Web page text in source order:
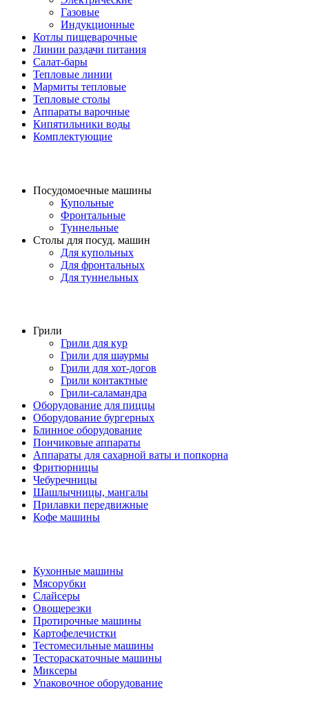
Газовые
Индукционные
Котлы пищеварочные
Линии раздачи питания
Салат-бары
Тепловые линии
Мармиты тепловые
Тепловые столы
Аппараты варочные
Кипятильники воды
Комплектующие
Посудомоечные машины
Купольные
Фронтальные
Туннельные
Столы для посуд. машин
Для купольных
Для фронтальных
Для туннельных
Грили
Грили для кур
Грили для шаурмы
Грили для хот-догов
Грили контактные
Грили-саламандра
Оборудование для пиццы
Оборудование бургерных
Блинное оборудование
Пончиковые аппараты
Аппараты для сахарной ваты и попкорна
Фритюрницы
Чебуречницы
Шашлычницы, мангалы
Прилавки передвижные
Кофе машины
Кухонные машины
Мясорубки
Слайсеры
Овощерезки
Протирочные машины
Картофелечистки
Тестомесильные машины
Тестораскаточные машины
Миксеры
Упаковочное оборудование